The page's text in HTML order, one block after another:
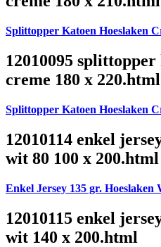
Splittopper Katoen Hoeslaken
12010095
creme 180 x 220.html
Splittopper Katoen Hoeslaken
12010114 enkel
wit 80 100 x 200.html
Enkel Jersey 135 gr. Hoeslaken
12010115 enkel
wit 140 x 200.html